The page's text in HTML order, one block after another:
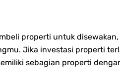
properti untuk
Jika investasi properti
sebagian properti